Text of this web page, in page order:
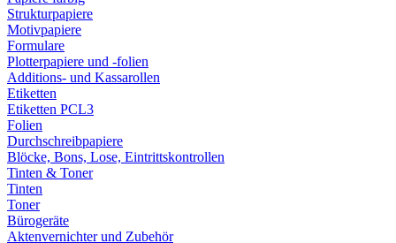
Strukturpapiere
Motivpapiere
Formulare
Plotterpapiere und -folien
Additions- und Kassarollen
Etiketten
Etiketten PCL3
Folien
Durchschreibpapiere
Blöcke, Bons, Lose, Eintrittskontrollen
Tinten & Toner
Tinten
Toner
Bürogeräte
Aktenvernichter und Zubehör